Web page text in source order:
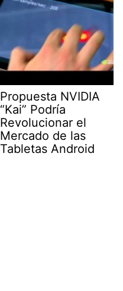
Propuesta NVIDIA
“Kai” Podría
Revolucionar el
Mercado de las
Tabletas Android